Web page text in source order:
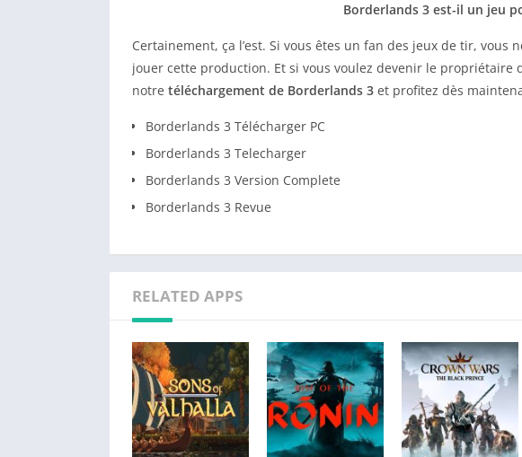
Borderlands 3 est-il un jeu
Certainement, ça l’est. Si vous êtes un fan des jeux de tir, vous
jouer cette production. Et si vous voulez devenir le
notre téléchargement de Borderlands 3 et profitez dès
Borderlands 3 Télécharger PC
Borderlands 3 Telecharger
Borderlands 3 Version Complete
Borderlands 3 Revue
RELATED APPS